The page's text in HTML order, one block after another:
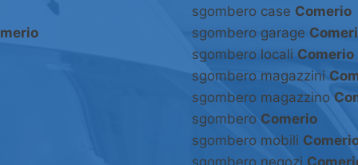
sgombero case Comerio
sgombero garage
sgombero locali Comerio
sgombero magazzini
sgombero magazzino
sgombero Comerio
sgombero mobili